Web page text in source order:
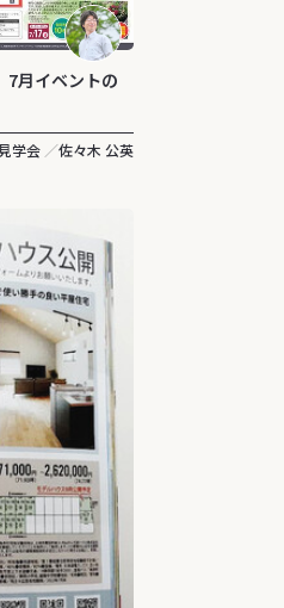
7月イベントの
学会 佐々木 公英